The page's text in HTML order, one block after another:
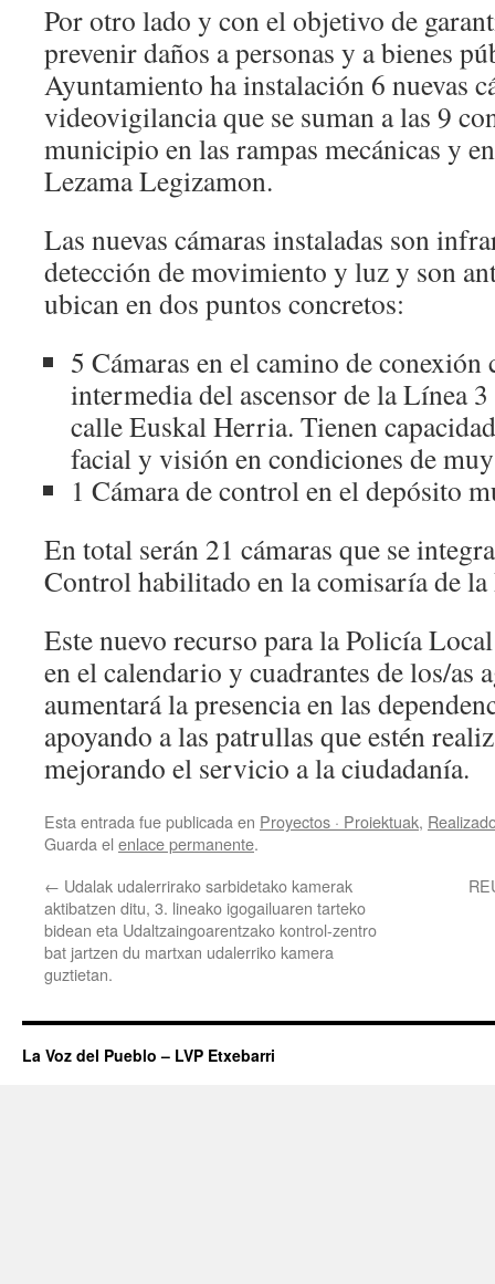
Por otro lado y con el objetivo de
prevenir daños a personas y a bienes
Ayuntamiento ha instalación 6 nuevas
videovigilancia que se suman a las 9
municipio en las rampas mecánicas y
Lezama Legizamon.
Las nuevas cámaras instaladas son
detección de movimiento y luz y son
ubican en dos puntos concretos:
5 Cámaras en el camino de conexión
intermedia del ascensor de la Línea
calle Euskal Herria. Tienen
facial y visión en condiciones de
1 Cámara de control en el depósito
En total serán 21 cámaras que se
Control habilitado en la comisaría de
Este nuevo recurso para la Policía
en el calendario y cuadrantes de los/as
aumentará la presencia en las
apoyando a las patrullas que estén
mejorando el servicio a la ciudadanía.
Esta entrada fue publicada en Proyectos · Proiektuak,
Guarda el enlace permanente.
← Udalak udalerrirako sarbidetako kamerak
aktibatzen ditu, 3. lineako igogailuaren tarteko
bidean eta Udaltzaingoarentzako kontrol-zentro
bat jartzen du martxan udalerriko kamera
guztietan.
La Voz del Pueblo – LVP Etxebarri